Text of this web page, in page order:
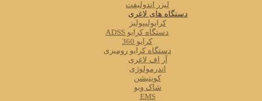
لیزر اندولیفت
دستگاه های لاغری
کرایولیپولیز
دستگاه کرایو ADSS
کرایو 360
دستگاه کرایو رومیزی
آر اف لاغری
اندرمولوژی
کویتیشن
شاک ویو
EMS